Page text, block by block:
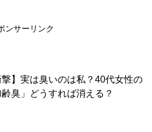
ンサーリンク
撃】実は臭いのは私？40代女性の
齢臭」どうすれば消える？